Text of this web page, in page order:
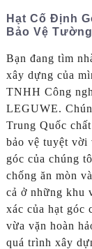
Hạt Cố Định
Bảo Vệ
Bạn đang tìm
xây dựng của
TNHH Công
LEGUWE.
Trung Quốc
bảo vệ tuyệt vời
góc của chúng
chống ăn mòn
cả ở những khu
xác của hạt góc
vừa vặn hoàn
quá trình xây